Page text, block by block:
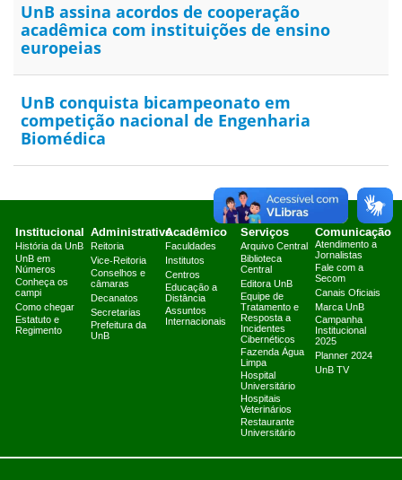
UnB assina acordos de cooperação
acadêmica com instituições de ensino
europeias
UnB conquista bicampeonato em
competição nacional de Engenharia
Biomédica
Institucional
História da UnB
UnB em
Números
Conheça os
campi
Como chegar
Estatuto e
Regimento
Administrativo
Reitoria
Vice-Reitoria
Conselhos e
câmaras
Decanatos
Secretarias
Prefeitura da
UnB
Acadêmico
Faculdades
Institutos
Centros
Educação a
Distância
Assuntos
Internacionais
Serviços
Arquivo Central
Biblioteca
Central
Editora UnB
Equipe de
Tratamento e
Resposta a
Incidentes
Cibernéticos
Fazenda Água
Limpa
Hospital
Universitário
Hospitais
Veterinários
Restaurante
Universitário
Comunicação
Atendimento a
Jornalistas
Fale com a
Secom
Canais Oficiais
Marca UnB
Campanha
Institucional
2025
Planner 2024
UnB TV